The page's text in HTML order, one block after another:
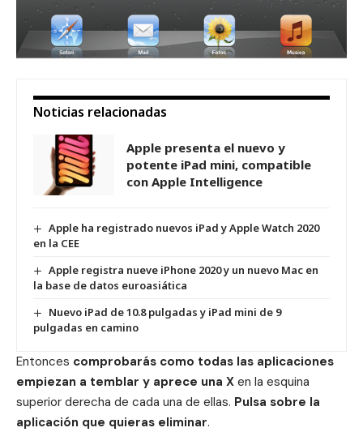
Noticias relacionadas
Apple presenta el nuevo y
potente iPad mini, compatible
con Apple Intelligence
Apple ha registrado nuevos iPad y Apple Watch 2020
en la CEE
Apple registra nueve iPhone 2020 y un nuevo Mac en
la base de datos euroasiática
Nuevo iPad de 10.8 pulgadas y iPad mini de 9
pulgadas en camino
Entonces comprobarás como todas las aplicaciones
empiezan a temblar y aprece una X en la esquina
superior derecha de cada una de ellas. Pulsa sobre la
aplicación que quieras eliminar.